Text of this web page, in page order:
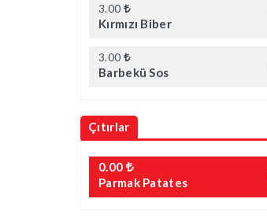
3.00
Kırmızı Biber
3.00
Barbekü Sos
Çıtırlar
0.00
Parmak Patates